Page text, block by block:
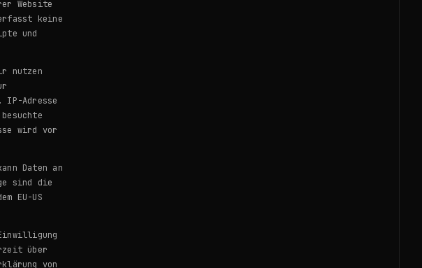
Website
keine
und
nutzen
IP-Adresse
wird vor
Daten an
sind die
EU-US
über
von